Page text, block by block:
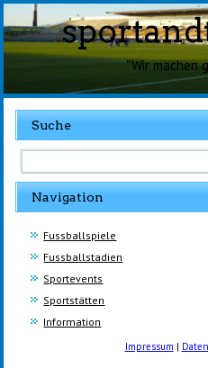
"Wir machen
Suche
Navigation
Fussballspiele
Fussballstadien
Sportevents
Sportstätten
Information
Impressum |